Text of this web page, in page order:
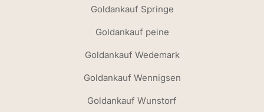
Goldankauf Springe
Goldankauf peine
Goldankauf Wedemark
Goldankauf Wennigsen
Goldankauf Wunstorf